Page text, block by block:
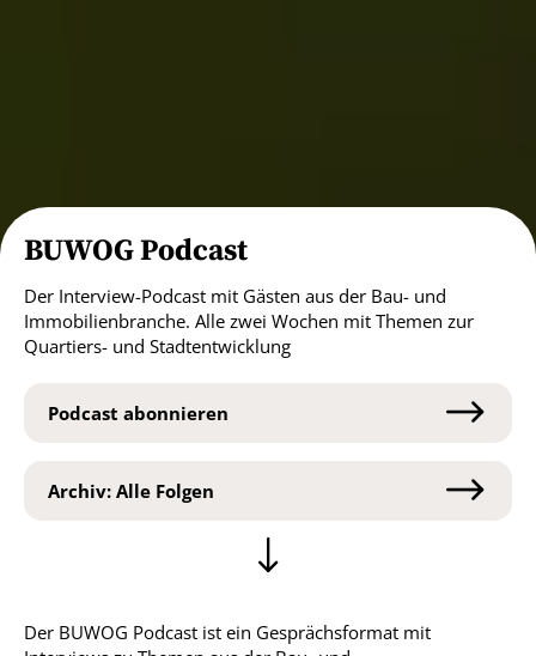
BUWOG Podcast
Der Interview-Podcast mit Gästen aus der Bau- und
Immobilienbranche. Alle zwei Wochen mit Themen zur
Quartiers- und Stadtentwicklung
Podcast abonnieren
Archiv: Alle Folgen
Der BUWOG Podcast ist ein Gesprächsformat mit